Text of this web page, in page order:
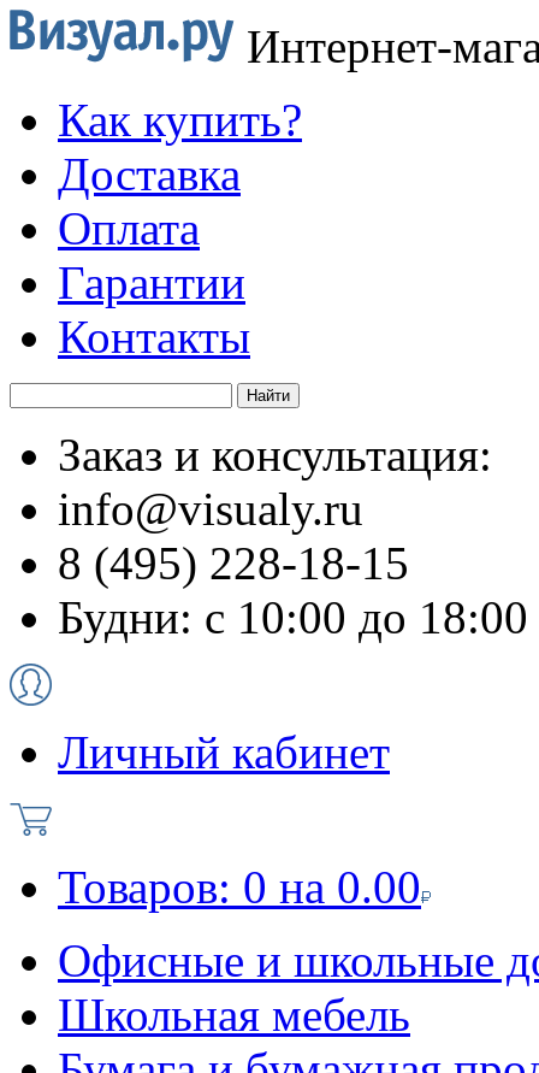
Интернет-
Как купить?
Доставка
Оплата
Гарантии
Контакты
Заказ и консультация:
info@visualy.ru
8 (495) 228-18-15
Будни: с 10:00 до 18:00
Личный кабинет
Товаров: 0 на 0.00
Офисные и школьные
Школьная мебель